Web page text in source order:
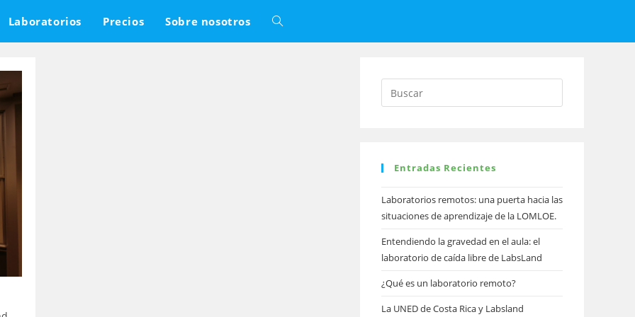
Laboratorios Precios Sobre nosotros Alternar
Entradas Recientes
Laboratorios remotos: una puerta hacia las
situaciones de aprendizaje de la LOMLOE.
Entendiendo la gravedad en el aula: el
laboratorio de caída libre de LabsLand
¿Qué es un laboratorio remoto?
La UNED de Costa Rica y Labsland